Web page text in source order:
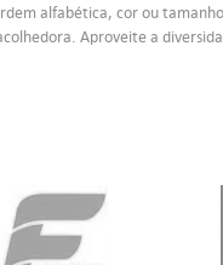
alfabética, cor ou
Aproveite a